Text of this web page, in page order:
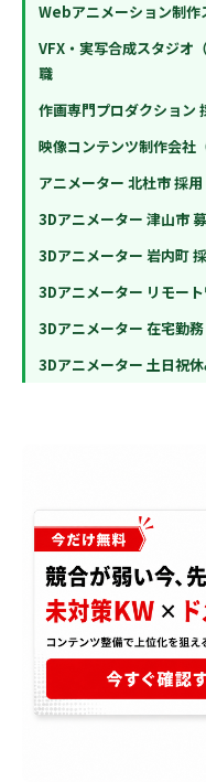
Webアニメーション制作
VFX・実写合成スタジオ
職
作画専門プロダクション
映像コンテンツ制作会社
アニメーター 北杜市 採用
3Dアニメーター 津山市
3Dアニメーター 岩内町
3Dアニメーター リモー
3Dアニメーター 在宅勤
3Dアニメーター 土日祝